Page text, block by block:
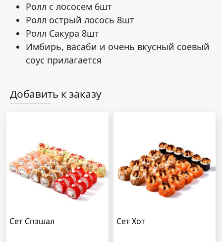
Ролл с лососем 6шт
Ролл острый лосось 8шт
Ролл Сакура 8шт
Имбирь, васаби и очень вкусный соевый
соус прилагается
Добавить к заказу
Сет Спэшал Сет Хот